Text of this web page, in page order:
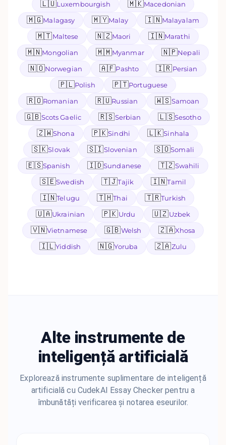
🇱🇺Luxembourgish 🇲🇰Macedonian
🇲🇬Malagasy 🇲🇾Malay 🇮🇳Malayalam
🇲🇹Maltese 🇳🇿Maori 🇮🇳Marathi
🇲🇳Mongolian 🇲🇲Myanmar 🇳🇵Nepali
🇳🇴Norwegian 🇦🇫Pashto 🇮🇷Persian
🇵🇱Polish 🇵🇹Portuguese
🇷🇴Romanian 🇷🇺Russian 🇼🇸Samoan
🇬🇧Scots Gaelic 🇷🇸Serbian 🇱🇸Sesotho
🇿🇼Shona 🇵🇰Sindhi 🇱🇰Sinhala
🇸🇰Slovak 🇸🇮Slovenian 🇸🇴Somali
🇪🇸Spanish 🇮🇩Sundanese 🇹🇿Swahili
🇸🇪Swedish 🇹🇯Tajik 🇮🇳Tamil
🇮🇳Telugu 🇹🇭Thai 🇹🇷Turkish
🇺🇦Ukrainian 🇵🇰Urdu 🇺🇿Uzbek
🇻🇳Vietnamese 🇬🇧Welsh 🇿🇦Xhosa
🇮🇱Yiddish 🇳🇬Yoruba 🇿🇦Zulu
Alte instrumente de
inteligență artificială
Explorează instrumente suplimentare de inteligență
artificială cu CudekAI Essay Checker pentru a
îmbunătăți verificarea și notarea eseurilor.